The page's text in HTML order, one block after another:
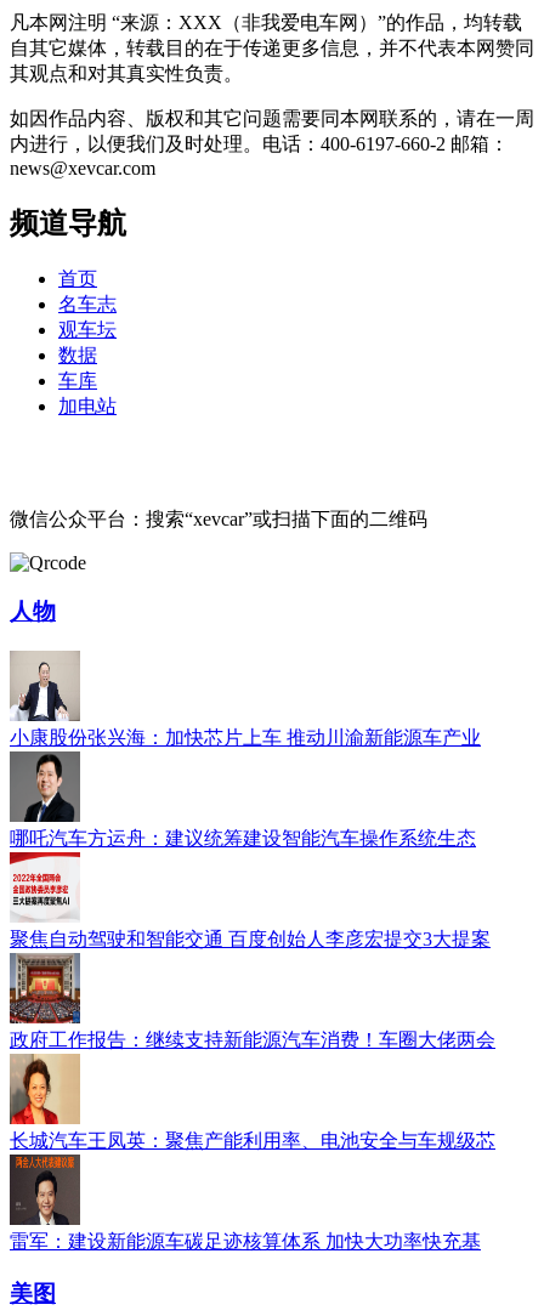
凡本网注明 “来源：XXX（非我爱电车网）”的作品，均转载
自其它媒体，转载目的在于传递更多信息，并不代表本网赞同
其观点和对其真实性负责。
如因作品内容、版权和其它问题需要同本网联系的，请在一周
内进行，以便我们及时处理。电话：400-6197-660-2 邮箱：
news@xevcar.com
频道导航
首页
名车志
观车坛
数据
车库
加电站
微信公众平台：搜索“xevcar”或扫描下面的二维码
人物
小康股份张兴海：加快芯片上车 推动川渝新能源车产业
哪吒汽车方运舟：建议统筹建设智能汽车操作系统生态
聚焦自动驾驶和智能交通 百度创始人李彦宏提交3大提案
政府工作报告：继续支持新能源汽车消费！车圈大佬两会
长城汽车王凤英：聚焦产能利用率、电池安全与车规级芯
雷军：建设新能源车碳足迹核算体系 加快大功率快充基
美图